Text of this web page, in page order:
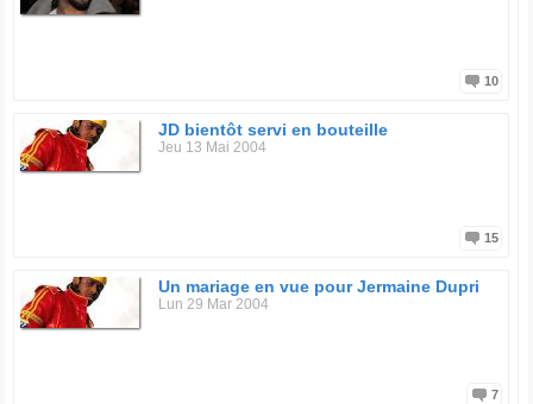
10
JD bientôt servi en bouteille
Jeu 13 Mai 2004
15
Un mariage en vue pour Jermaine Dupri
Lun 29 Mar 2004
7